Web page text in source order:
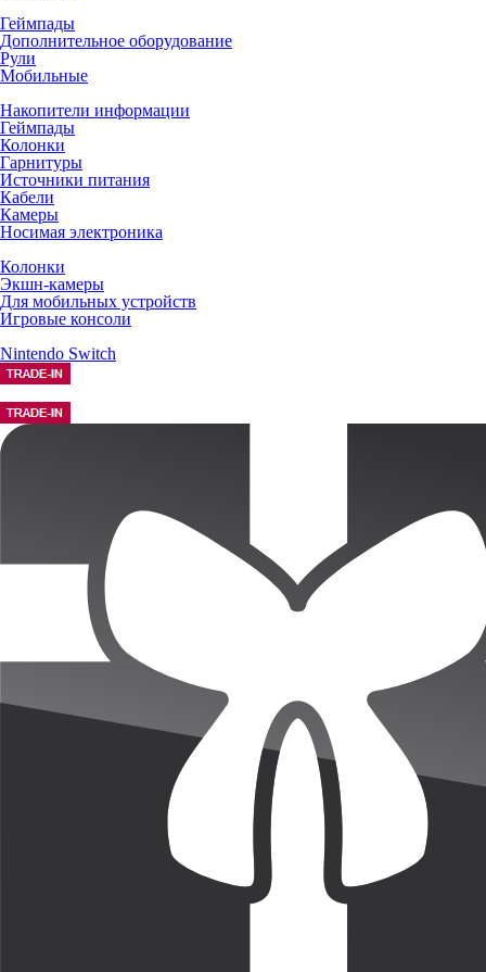
Геймпады
Дополнительное оборудование
Рули
Мобильные
Накопители информации
Геймпады
Колонки
Гарнитуры
Источники питания
Кабели
Камеры
Носимая электроника
Колонки
Экшн-камеры
Для мобильных устройств
Игровые консоли
Nintendo Switch